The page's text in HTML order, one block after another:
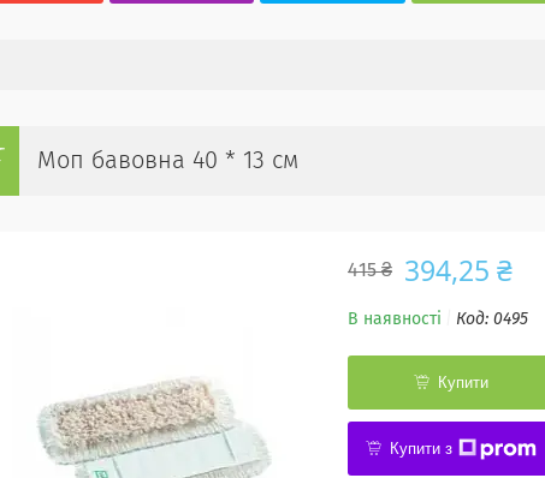
Моп бавовна 40 * 13 см
415 ₴ 394,25 ₴
В наявності Код: 0495
Купити
Купити з